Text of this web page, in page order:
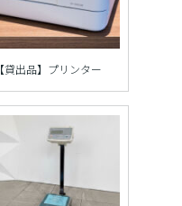
【貸出品】プリンター